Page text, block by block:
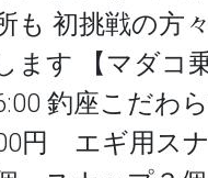
も 初挑戦の方
ます 【マダ
釣座こだわ
円 エギ用ス